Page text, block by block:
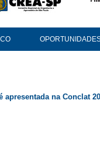
apresentada na Conclat